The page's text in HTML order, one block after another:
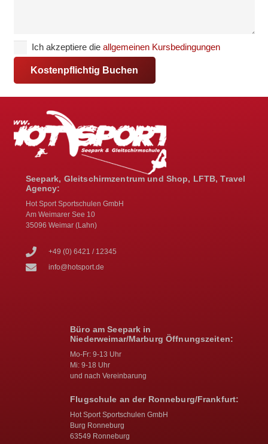
Ich akzeptiere die allgemeinen Kursbedingungen
Seepark, Gleitschirmzentrum und Shop, LFTB, Travel
Agency:
Hot Sport Sportschulen GmbH
Am Weimarer See 10
35096 Weimar (Lahn)
+49 (0) 6421 / 12345
info@hotsport.de
Büro am Seepark in
Niederweimar/Marburg Öffnungszeiten:
Mo-Fr: 9-13 Uhr
Mi: 9-18 Uhr
und nach Vereinbarung
Flugschule an der Ronneburg/Frankfurt:
Hot Sport Sportschulen GmbH
Burg Ronneburg
63549 Ronneburg